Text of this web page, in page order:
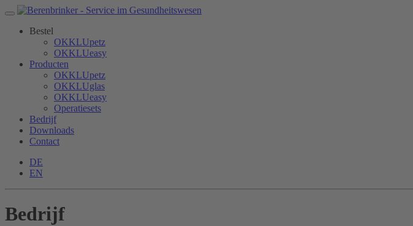
Bestel
OKKLUpetz
OKKLUeasy
Producten
OKKLUpetz
OKKLUglas
OKKLUeasy
Operatiesets
Bedrijf
Downloads
Contact
DE
EN
Bedrijf